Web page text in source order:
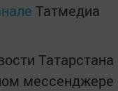
Татмедиа
Татарстана